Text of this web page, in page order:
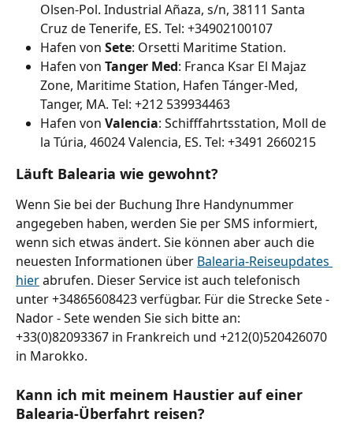
Olsen-Pol. Industrial Añaza, s/n, 38111 Santa
Cruz de Tenerife, ES. Tel: +34902100107
Hafen von Sete: Orsetti Maritime Station.
Hafen von Tanger Med: Franca Ksar El Majaz
Zone, Maritime Station, Hafen Tánger-Med,
Tanger, MA. Tel: +212 539934463
Hafen von Valencia: Schifffahrtsstation, Moll de
la Túria, 46024 Valencia, ES. Tel: +3491 2660215
Läuft Balearia wie gewohnt?
Wenn Sie bei der Buchung Ihre Handynummer
angegeben haben, werden Sie per SMS informiert,
wenn sich etwas ändert. Sie können aber auch die
neuesten Informationen über Balearia-Reiseupdates
hier abrufen. Dieser Service ist auch telefonisch
unter +34865608423 verfügbar. Für die Strecke Sete -
Nador - Sete wenden Sie sich bitte an:
+33(0)82093367 in Frankreich und +212(0)520426070
in Marokko.
Kann ich mit meinem Haustier auf einer
Balearia-Überfahrt reisen?